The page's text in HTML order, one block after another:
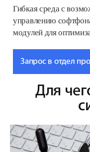
Гибкая среда с
управлению
модулей для
Запрос в отдел
Для